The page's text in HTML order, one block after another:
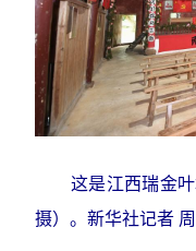
这是江西瑞金叶
摄）。新华社记者